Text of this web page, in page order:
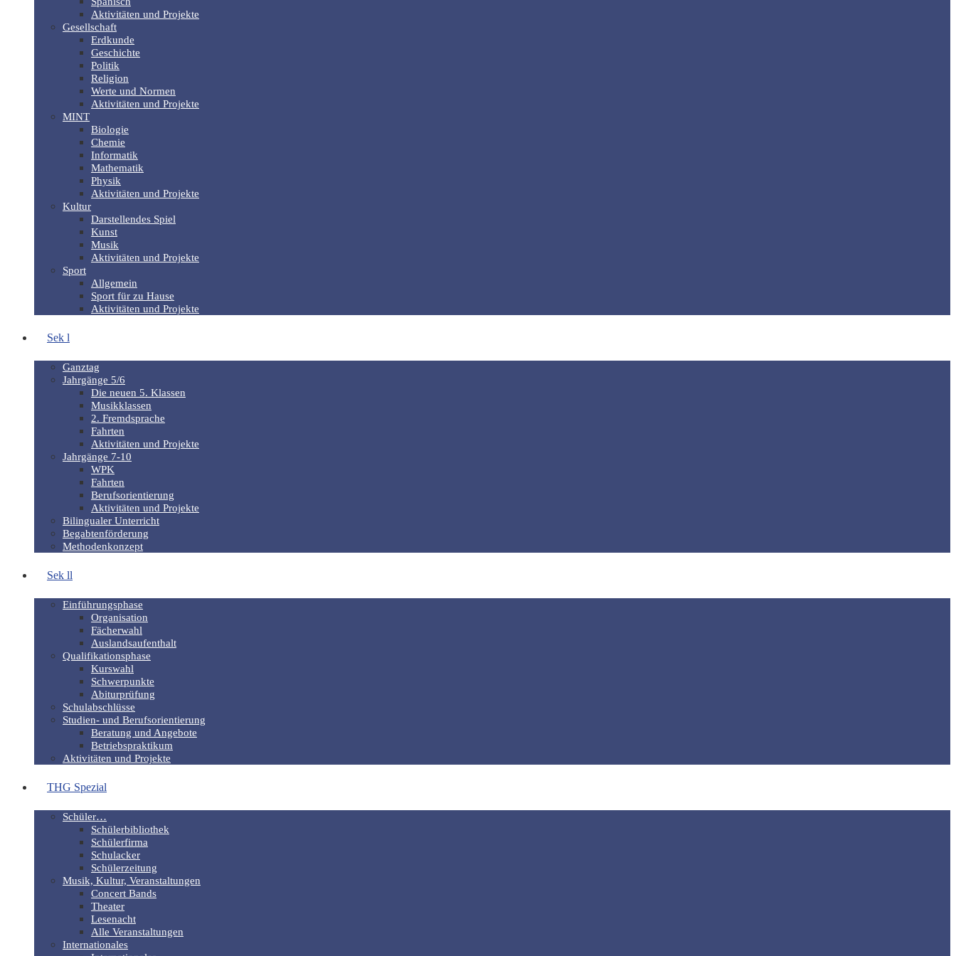
Aktivitäten und Projekte
Gesellschaft
Erdkunde
Geschichte
Politik
Religion
Werte und Normen
Aktivitäten und Projekte
MINT
Biologie
Chemie
Informatik
Mathematik
Physik
Aktivitäten und Projekte
Kultur
Darstellendes Spiel
Kunst
Musik
Aktivitäten und Projekte
Sport
Allgemein
Sport für zu Hause
Aktivitäten und Projekte
Sek l
Ganztag
Jahrgänge 5/6
Die neuen 5. Klassen
Musikklassen
2. Fremdsprache
Fahrten
Aktivitäten und Projekte
Jahrgänge 7-10
WPK
Fahrten
Berufsorientierung
Aktivitäten und Projekte
Bilingualer Unterricht
Begabtenförderung
Methodenkonzept
Sek ll
Einführungsphase
Organisation
Fächerwahl
Auslandsaufenthalt
Qualifikationsphase
Kurswahl
Schwerpunkte
Abiturprüfung
Schulabschlüsse
Studien- und Berufsorientierung
Beratung und Angebote
Betriebspraktikum
Aktivitäten und Projekte
THG Spezial
Schüler…
Schülerbibliothek
Schülerfirma
Schulacker
Schülerzeitung
Musik, Kultur, Veranstaltungen
Concert Bands
Theater
Lesenacht
Alle Veranstaltungen
Internationales